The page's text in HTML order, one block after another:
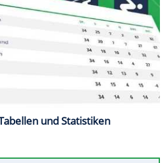
und Statistiken